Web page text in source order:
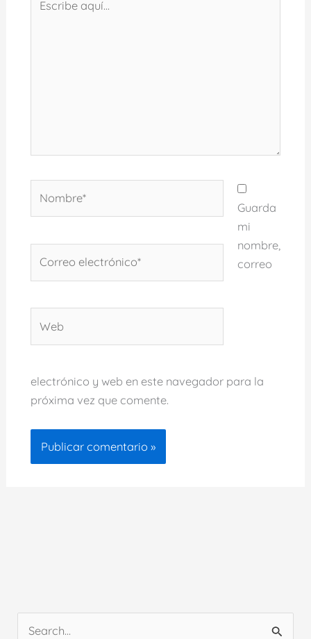
aquí...
electrónico*
Guarda
mi
nombre,
correo
electrónico y web en este navegador para la
próxima vez que comente.